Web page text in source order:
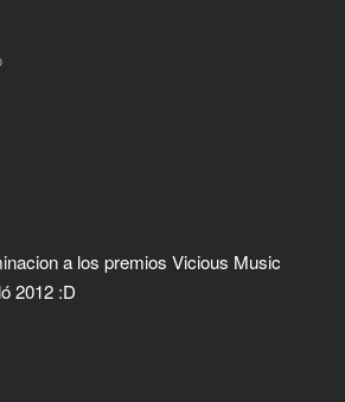
a los premios Vicious Music
2012 :D